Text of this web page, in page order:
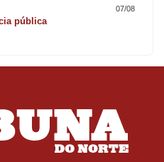
07/08
pública